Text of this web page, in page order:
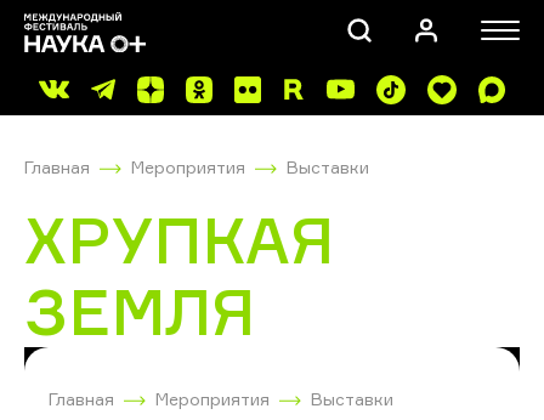
Главная Мероприятия Выставки
ХРУПКАЯ
ЗЕМЛЯ
Главная Мероприятия Выставки